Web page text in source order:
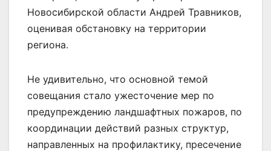
Новосибирской области Андрей Травников,
оценивая обстановку на территории
региона.
Не удивительно, что основной темой
совещания стало ужесточение мер по
предупреждению ландшафтных пожаров, по
координации действий разных структур,
направленных на профилактику, пресечение